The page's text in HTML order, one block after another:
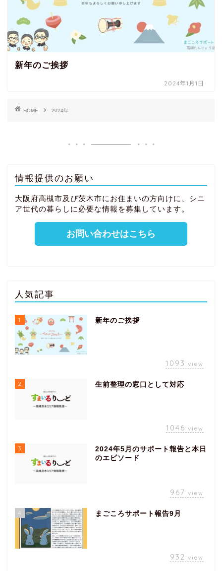
新年のご挨拶
2024年1月1日
HOME 2024年
情報提供のお願い
大阪府高槻市及び茨木市にお住まいの方向けに、シニ
ア世代の暮らしに必要な情報を募集しています。
お問い合わせはこちら
人気記事
1 新年のご挨拶
1093 view
2 生前整理の窓口として対応
1046 view
3
2024年5月のサポート報告と本日
のエピソード
967 view
4 まごころサポート報告9月
932 view